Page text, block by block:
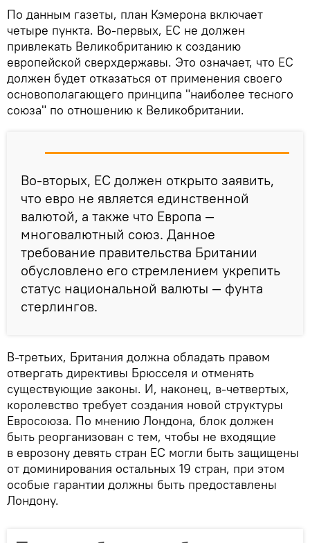
По данным газеты, план Кэмерона включает
четыре пункта. Во-первых, ЕС не должен
привлекать Великобританию к созданию
европейской сверхдержавы. Это означает, что ЕС
должен будет отказаться от применения своего
основополагающего принципа "наиболее тесного
союза" по отношению к Великобритании.
Во-вторых, ЕС должен открыто заявить,
что евро не является единственной
валютой, а также что Европа —
многовалютный союз. Данное
требование правительства Британии
обусловлено его стремлением укрепить
статус национальной валюты — фунта
стерлингов.
В-третьих, Британия должна обладать правом
отвергать директивы Брюсселя и отменять
существующие законы. И, наконец, в-четвертых,
королевство требует создания новой структуры
Евросоюза. По мнению Лондона, блок должен
быть реорганизован с тем, чтобы не входящие
в еврозону девять стран ЕС могли быть защищены
от доминирования остальных 19 стран, при этом
особые гарантии должны быть предоставлены
Лондону.